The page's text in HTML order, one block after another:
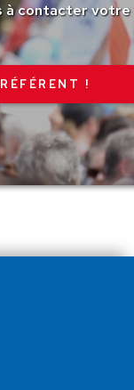
à contacter votre
!